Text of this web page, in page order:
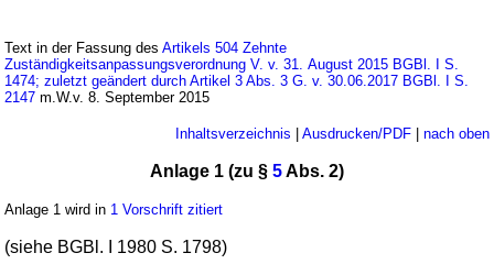
Text in der Fassung desArtikels 504 Zehnte
Zuständigkeitsanpassungsverordnung V. v. 31. August 2015 BGBl. I S.
1474; zuletzt geändert durch Artikel 3 Abs. 3 G. v. 30.06.2017 BGBl. I S.
2147 m.W.v. 8. September 2015
Inhaltsverzeichnis | Ausdrucken/PDF| nach oben
Anlage 1 (zu § 5Abs. 2)
Anlage 1 wird in 1 Vorschrift zitiert
(siehe BGBl. I 1980 S. 1798)